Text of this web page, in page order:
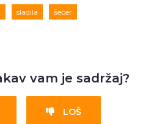
sladila šećer
vam je sadržaj?
LOŠ